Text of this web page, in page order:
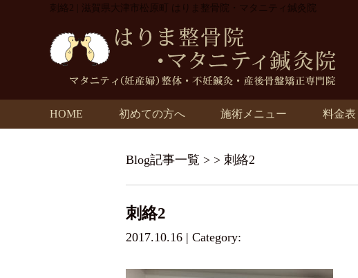
刺絡2 | 滋賀県大津市松原町 はりま整骨院・マタニティ鍼灸院
HOME 初めての方へ 施術メニュー 料金表
Blog記事一覧 > > 刺絡2
刺絡2
2017.10.16 | Category: